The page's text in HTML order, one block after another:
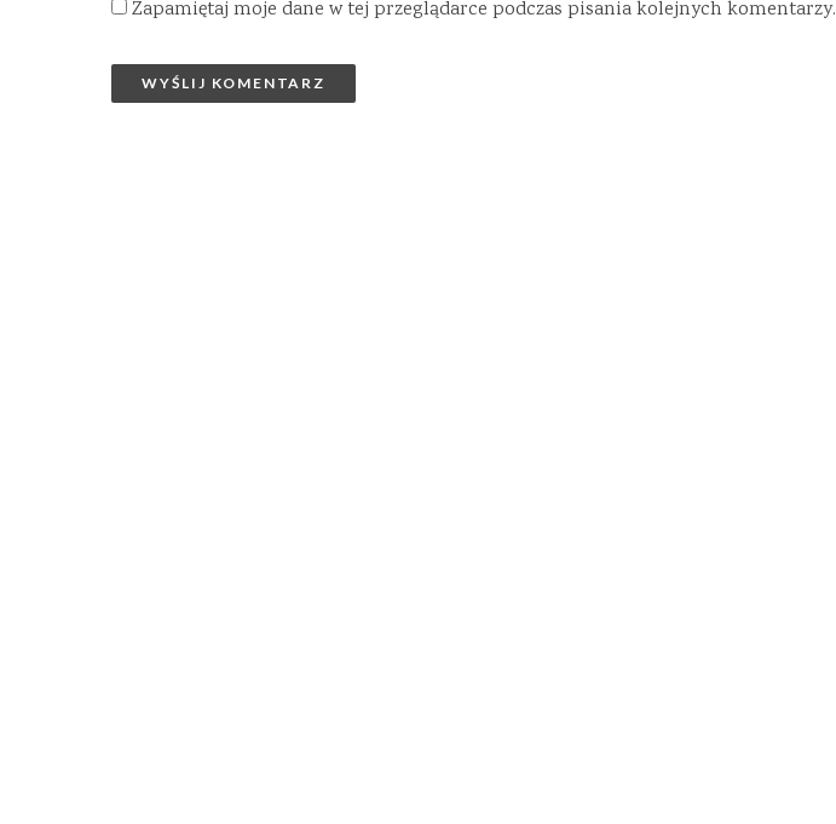
Zapamiętaj moje dane w tej przeglądarce podczas pisania kolejnych komentarzy.